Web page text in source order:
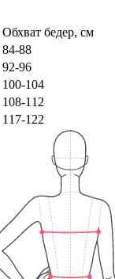
Обхват бедер, см
84-88
92-96
100-104
108-112
117-122